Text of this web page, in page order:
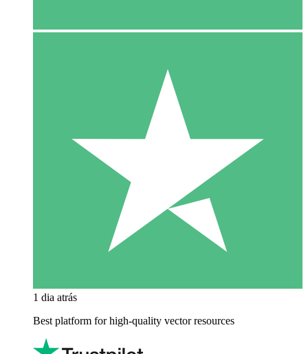
1 dia atrás
Best platform for high-quality vector resources